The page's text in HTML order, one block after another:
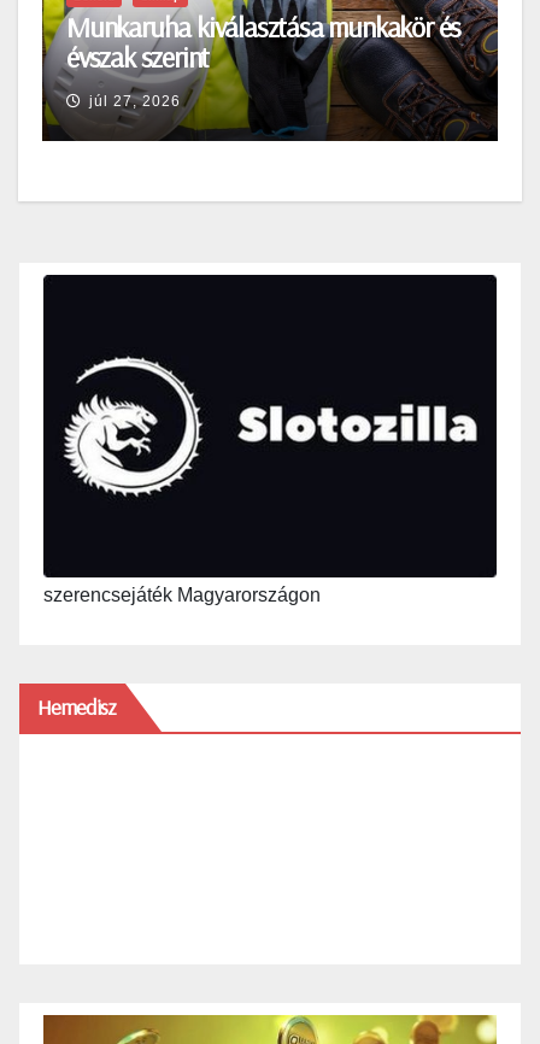
Munkaruha kiválasztása munkakör és
évszak szerint
júl 27, 2026
szerencsejáték Magyarországon
Hemedisz